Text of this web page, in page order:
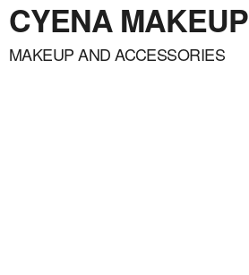
CYENA MAKEUP
MAKEUP AND ACCESSORIES